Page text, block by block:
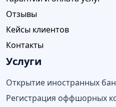
Отзывы
Кейсы клиентов
Контакты
Услуги
Открытие иностранных
Регистрация оффшорных